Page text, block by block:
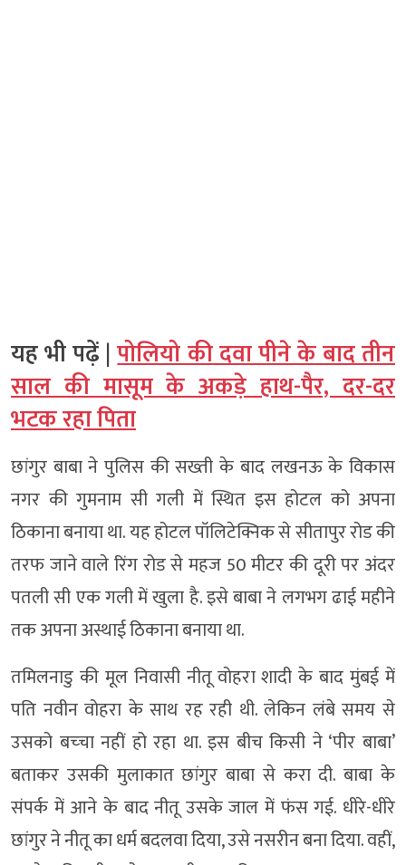
यह भी पढ़ें |पोलियो की दवा पीने के बाद तीन
साल की मासूम के अकड़े हाथ-पैर, दर-दर
भटक रहा पिता
छांगुर बाबा ने पुलिस की सख्ती के बाद लखनऊ के विकास
नगर की गुमनाम सी गली में स्थित इस होटल को अपना
ठिकाना बनाया था. यह होटल पॉलिटेक्निक से सीतापुर रोड की
तरफ जाने वाले रिंग रोड से महज 50 मीटर की दूरी पर अंदर
पतली सी एक गली में खुला है. इसे बाबा ने लगभग ढाई महीने
तक अपना अस्थाई ठिकाना बनाया था.
तमिलनाडु की मूल निवासी नीतू वोहरा शादी के बाद मुंबई में
पति नवीन वोहरा के साथ रह रही थी. लेकिन लंबे समय से
उसको बच्‍चा नहीं हो रहा था. इस बीच किसी ने ‘पीर बाबा’
बताकर उसकी मुलाकात छांगुर बाबा से करा दी. बाबा के
संपर्क में आने के बाद नीतू उसके जाल में फंस गई. धीरे-धीरे
छांगुर ने नीतू का धर्म बदलवा दिया, उसे नसरीन बना दिया. वहीं,